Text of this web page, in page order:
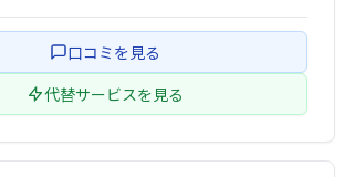
貢献します。
口コミを見る
代替サービスを見る